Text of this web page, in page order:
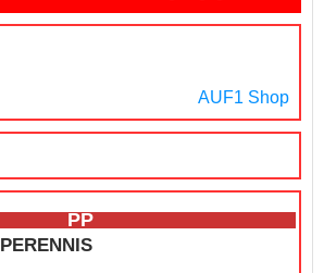
AUF1 Shop
PP